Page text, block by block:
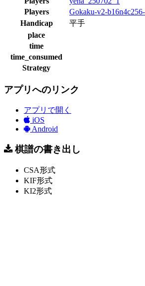
Players
Gokaku-v2-
Handicap
平手
place
time
time_consumed
Strategy
アプリへのリンク
アプリで開く
iOS
Android
棋譜の書き出し
CSA形式
KIF形式
KI2形式